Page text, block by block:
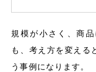
規模が小さく、商
も、考え方を変える
う事例になります。